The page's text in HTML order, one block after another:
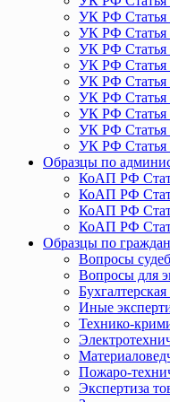
УК РФ Статья
УК РФ Статья
УК РФ Статья
УК РФ Статья
УК РФ Статья
УК РФ Статья
УК РФ Статья
УК РФ Статья
УК РФ Статья
Образцы по
КоАП РФ
КоАП РФ
КоАП РФ
КоАП РФ
Образцы по
Вопросы
Вопросы для
Иные
Технико-
Пожаро-
Экспертиза